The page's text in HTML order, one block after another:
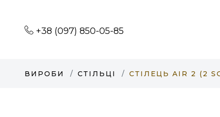
+38 (097) 850-05-85
ВИРОБИ СТІЛЬЦІ СТІЛЕЦЬ AIR 2 (2